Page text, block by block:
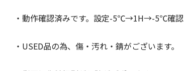
・動作確認済みです。設定-5℃→1H→-5℃確認
・USED品の為、傷・汚れ・錆がございます。